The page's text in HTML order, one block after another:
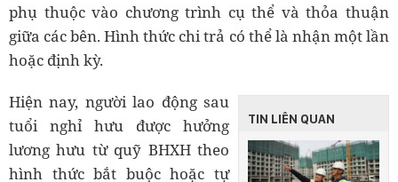
phụ thuộc vào chương trình cụ thể và thỏa thuận
giữa các bên. Hình thức chi trả có thể là nhận một lần
hoặc định kỳ.
TIN LIÊN QUAN
Hiện nay, người lao động sau
tuổi nghỉ hưu được hưởng
lương hưu từ quỹ BHXH theo
hình thức bắt buộc hoặc tự